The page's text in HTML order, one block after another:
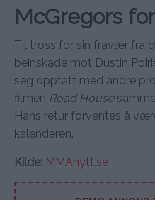
McGregors
Til tross for sin fravær fra
beinskade mot Dustin
seg opptatt med andre
filmen Road House
Hans retur forventes å
kalenderen.
Kilde: MMAnytt.se